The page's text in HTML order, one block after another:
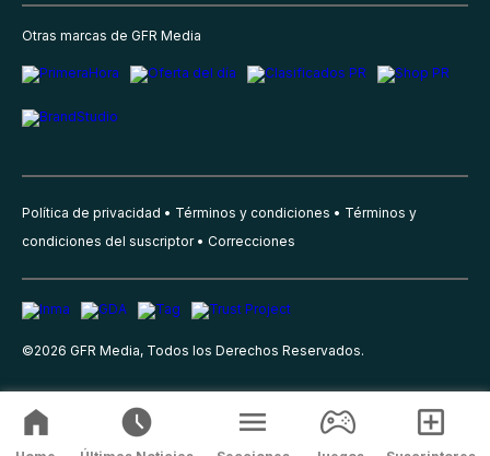
Otras marcas de GFR Media
Política de privacidad Términos y condiciones
Términos y
condiciones del suscriptor
Correcciones
©2026 GFR Media, Todos los Derechos Reservados.